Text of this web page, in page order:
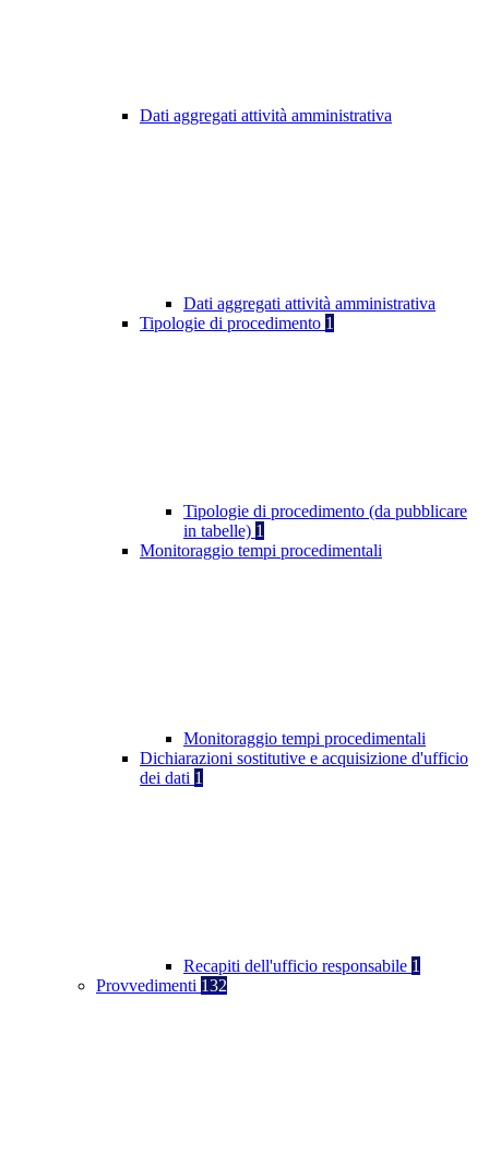
Dati aggregati attività amministrativa
Dati aggregati attività amministrativa
Tipologie di procedimento 1
Tipologie di procedimento (da pubblicare
in tabelle) 1
Monitoraggio tempi procedimentali
Monitoraggio tempi procedimentali
Dichiarazioni sostitutive e acquisizione d'ufficio
dei dati 1
Recapiti dell'ufficio responsabile 1
Provvedimenti 132